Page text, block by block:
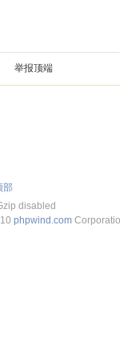
举报顶端
部
disabled
phpwind.com